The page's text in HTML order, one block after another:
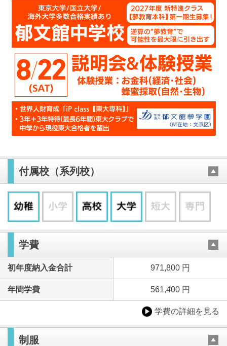
付属校（系列校）
学費
初年度納入金合計 971,800 円
年間学費 561,400 円
学費の詳細を見る
制服